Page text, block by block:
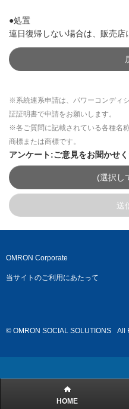
●処置
連日復帰しない場合は、販売店
※系統連系申請は、パワーコンディ
証証明書で申請をお願いします。
※各ご質問に記載されている各種名
商標または商標です。
アンケート:ご意見をお聞かせ
(選択し
送
OMRON Corporate
当サイトのご利用にあたって
© OMRON SOCIAL SOLUTIONS All
HOME